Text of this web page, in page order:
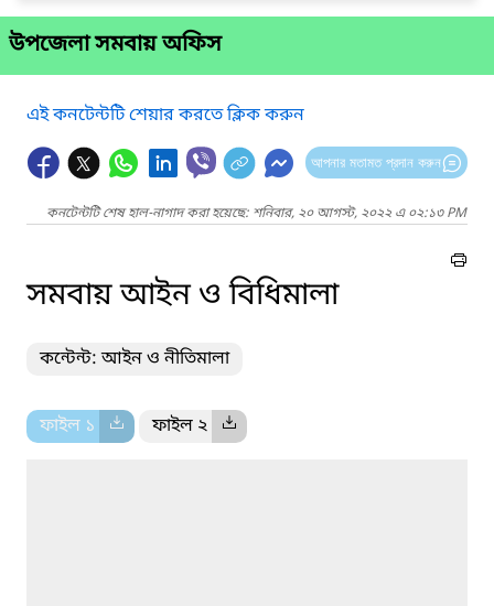
উপজেলা সমবায় অফিস
এই কনটেন্টটি শেয়ার করতে ক্লিক করুন
আপনার মতামত প্রদান করুন
কনটেন্টটি শেষ হাল-নাগাদ করা হয়েছে: শনিবার, ২০ আগস্ট, ২০২২ এ ০২:১৩ PM
সমবায় আইন ও বিধিমালা
কন্টেন্ট: আইন ও নীতিমালা
ফাইল ১ ফাইল ২